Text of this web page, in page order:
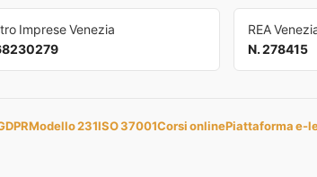
Imprese Venezia
REA
N. 278415
Modello 231ISO 37001Corsi onlinePiattaforma e-